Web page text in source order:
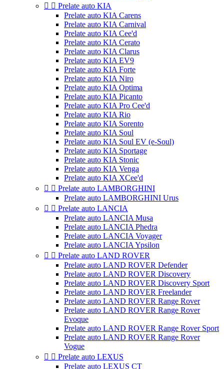
  Prelate auto KIA
Prelate auto KIA Carens
Prelate auto KIA Carnival
Prelate auto KIA Cee'd
Prelate auto KIA Cerato
Prelate auto KIA Clarus
Prelate auto KIA EV9
Prelate auto KIA Forte
Prelate auto KIA Niro
Prelate auto KIA Optima
Prelate auto KIA Picanto
Prelate auto KIA Pro Cee'd
Prelate auto KIA Rio
Prelate auto KIA Sorento
Prelate auto KIA Soul
Prelate auto KIA Soul EV (e-Soul)
Prelate auto KIA Sportage
Prelate auto KIA Stonic
Prelate auto KIA Venga
Prelate auto KIA XCee'd
  Prelate auto LAMBORGHINI
Prelate auto LAMBORGHINI Urus
  Prelate auto LANCIA
Prelate auto LANCIA Musa
Prelate auto LANCIA Phedra
Prelate auto LANCIA Voyager
Prelate auto LANCIA Ypsilon
  Prelate auto LAND ROVER
Prelate auto LAND ROVER Defender
Prelate auto LAND ROVER Discovery
Prelate auto LAND ROVER Discovery Sport
Prelate auto LAND ROVER Freelander
Prelate auto LAND ROVER Range Rover
Prelate auto LAND ROVER Range Rover
Evoque
Prelate auto LAND ROVER Range Rover Sport
Prelate auto LAND ROVER Range Rover
Vogue
  Prelate auto LEXUS
Prelate auto LEXUS CT